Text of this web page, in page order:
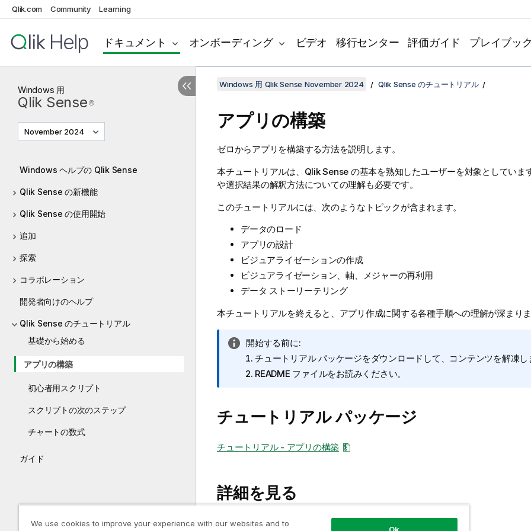
Qlik.com Community Learning
ドキュメント オンボーディング ビデオ 移行センター 評価ガイド プレイブック
Windows 用
Qlik Sense ®
November 2024
Windows ヘルプの Qlik Sense
Qlik Sense の新機能
Qlik Sense の使用開始
追加
探索
コラボレーション
開発者向けのヘルプ
Qlik Sense のチュートリアル
基礎から始める
アプリの構築
初心者用スクリプト
スクリプトの次のステップ
チャートの数式
ガイド
Windows 用 Qlik Sense November 2024 Qlik Sense のチュートリアル
アプリの構築
ゼロからアプリを構築する方法を説明します。
本チュートリアルは、 Qlik Sense の基本を熟知したユーザーを対象としていま
や選択結果の解釈方法についての理解も必要です。
このチュートリアルには、次のようなトピックが含まれます。
データのロード
アプリの設計
ビジュアライゼーションの作成
ビジュアライゼーション、軸、メジャーの再利用
データ ストーリーテリング
本チュートリアルを終えると、アプリ作成に関する各種手順への理解が深まりま
情
報
メ
開始する前に:
チュートリアル パッケージをダウンロードして、コンテンツを解凍し
README ファイルをお読みください。
チュートリアル パッケージ
チュートリアル - アプリの構築
詳細を見る
We use cookies to improve your experience with our websites and to